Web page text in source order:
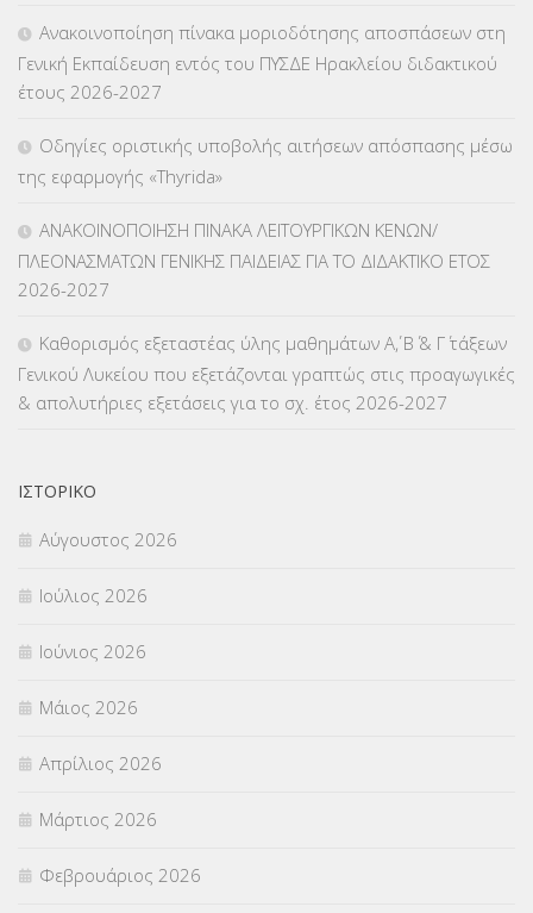
ΚΠγ – ΚΡΑΤΙΚΟ ΠΙΣΤΟΠΟΙΗΤΙΚΟ ΓΛΩΣΣΟΜΑΘΕΙΑΣ(135)
ΚΠπ- ΚΡΑΤΙΚΟ ΠΙΣΤΟΠΟΙΗΤΙΚΟ ΠΛΗΡΟΦΟΡΙΚΗΣ
ΛΟΙΠΑ(309)
ΜΕΤΑΘΕΣΕΙΣ-ΤΟΠΟΘΕΤΗΣΕΙΣ ΒΕΛΤΙΩΣΕΙΣ(319)
ΜΕΤΑΦΟΡΑ ΜΑΘΗΤΩΝ(3)
ΟΙΚΟΝΟΜΙΚΑ ΘΕΜΑΤΑ
Π.Ε.Κ. ΗΡΑΚΛΕΙΟΥ
ΠΑΝΕΛΛΑΔΙΚΕΣ ΕΞΕΤΑΣΕΙΣ
ΠΡΟΚΗΡΥΞΕΙΣ
ΣΕΜΙΝΑΡΙΑ – ΗΜΕΡΙΔΕΣ
ΣΕΠ(50)
ΣΤΕΛΕΧΗ (360)
ΣΥΜΒΟΥΛΕΥΤΙΚΟΣ ΣΤΑΘΜΟΣ ΝΕΩΝ
Ανακοινοποίηση πίνακα μοριοδότησης αποσπάσεων στη
Γενική Εκπαίδευση εντός του ΠΥΣΔΕ Ηρακλείου διδακτικού
έτους 2026-2027
Οδηγίες οριστικής υποβολής αιτήσεων απόσπασης μέσω
της εφαρμογής «Thyrida»
ΑΝΑΚΟΙΝΟΠΟΙΗΣΗ ΠΙΝΑΚΑ ΛΕΙΤΟΥΡΓΙΚΩΝ ΚΕΝΩΝ/
ΠΛΕΟΝΑΣΜΑΤΩΝ ΓΕΝΙΚΗΣ ΠΑΙΔΕΙΑΣ ΓΙΑ ΤΟ ΔΙΔΑΚΤΙΚΟ ΕΤΟΣ
2026-2027
Καθορισμός εξεταστέας ύλης μαθημάτων Α΄, Β΄ & Γ΄ τάξεων
Γενικού Λυκείου που εξετάζονται γραπτώς στις προαγωγικές
& απολυτήριες εξετάσεις για το σχ. έτος 2026-2027
ΙΣΤΟΡΙΚΌ
Αύγουστος 2026
Ιούλιος 2026
Ιούνιος 2026
Μάιος 2026
Απρίλιος 2026
Μάρτιος 2026
Φεβρουάριος 2026